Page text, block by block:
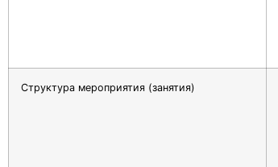
Структура мероприятия (занятия)